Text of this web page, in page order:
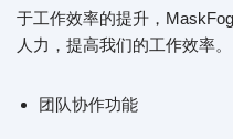
于工作效率的提升，
人力，提高我们的工作效率。
团队协作功能